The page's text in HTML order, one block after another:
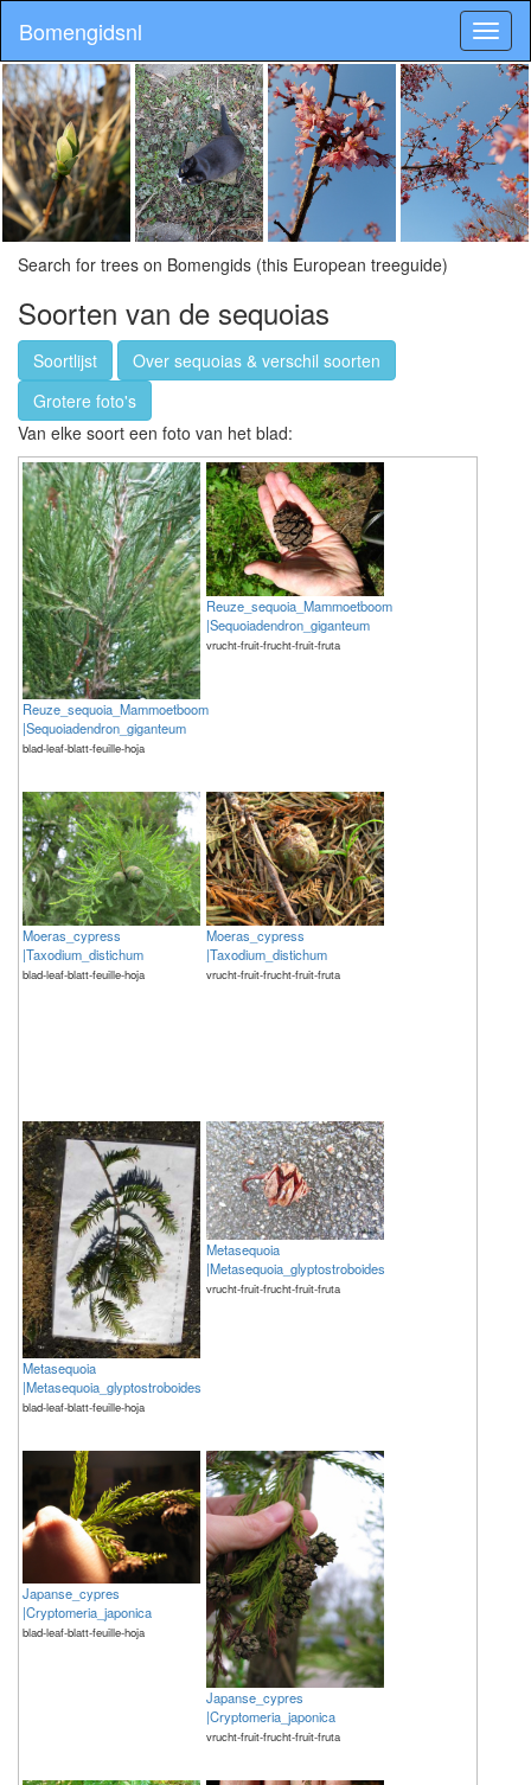
Bomengidsnl
Search for trees on Bomengids (this European treeguide)
Soorten van de sequoias
Soortlijst
Over sequoias & verschil soorten
Grotere foto's
Van elke soort een foto van het blad:
Reuze_sequoia_Mammoetboom
|Sequoiadendron_giganteum
blad-leaf-blatt-feuille-hoja
Reuze_sequoia_Mammoetboom
|Sequoiadendron_giganteum
vrucht-fruit-frucht-fruit-fruta
Moeras_cypress
|Taxodium_distichum
blad-leaf-blatt-feuille-hoja
Moeras_cypress
|Taxodium_distichum
vrucht-fruit-frucht-fruit-fruta
Metasequoia
|Metasequoia_glyptostroboides
blad-leaf-blatt-feuille-hoja
Metasequoia
|Metasequoia_glyptostroboides
vrucht-fruit-frucht-fruit-fruta
Japanse_cypres
|Cryptomeria_japonica
blad-leaf-blatt-feuille-hoja
Japanse_cypres
|Cryptomeria_japonica
vrucht-fruit-frucht-fruit-fruta